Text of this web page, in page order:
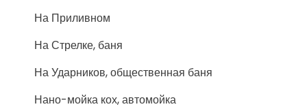
На Приливном
На Стрелке, баня
На Ударников, общественная баня
Нано-мойка кох, автомойка